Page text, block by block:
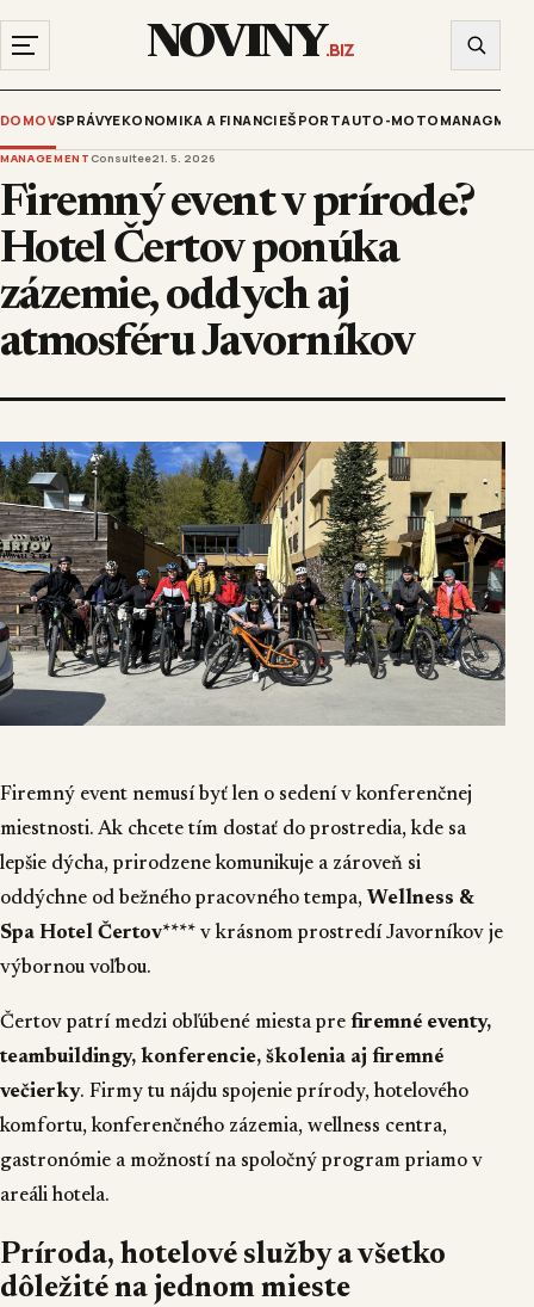
NOVINY.BIZ
DOMOVSPRÁVYEKONOMIKA A FINANCIEŠPORTAUTO-MOTO
MANAGEMENT Consultee21. 5. 2026
Firemný event v prírode?
Hotel Čertov ponúka
zázemie, oddych aj
atmosféru Javorníkov
Firemný event nemusí byť len o sedení v konferenčnej
miestnosti. Ak chcete tím dostať do prostredia, kde sa
lepšie dýcha, prirodzene komunikuje a zároveň si
oddýchne od bežného pracovného tempa, Wellness &
Spa Hotel Čertov**** v krásnom prostredí Javorníkov je
výbornou voľbou.
Čertov patrí medzi obľúbené miesta pre firemné eventy,
teambuildingy, konferencie, školenia aj firemné
večierky. Firmy tu nájdu spojenie prírody, hotelového
komfortu, konferenčného zázemia, wellness centra,
gastronómie a možností na spoločný program priamo v
areáli hotela.
Príroda, hotelové služby a všetko
dôležité na jednom mieste